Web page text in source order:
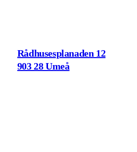
Rådhusesplanaden 12
903 28 Umeå